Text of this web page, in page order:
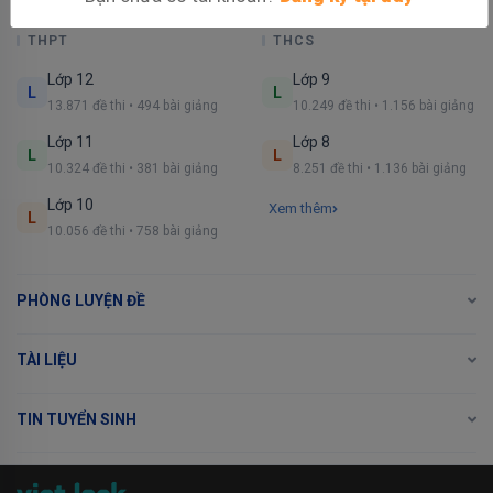
THPT
L
Lớp 12
13.871 đề thi • 494 bài giảng
L
Lớp 11
10.324 đề thi • 381 bài giảng
L
Lớp 10
10.056 đề thi • 758 bài giảng
THCS
L
Lớp 9
10.249 đề thi • 1.156 bài giảng
L
Lớp 8
8.251 đề thi • 1.136 bài giảng
Xem thêm
PHÒNG LUYỆN ĐỀ
TÀI LIỆU
TIN TUYỂN SINH